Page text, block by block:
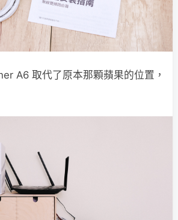
A6 取代了原本那顆蘋果的位置，